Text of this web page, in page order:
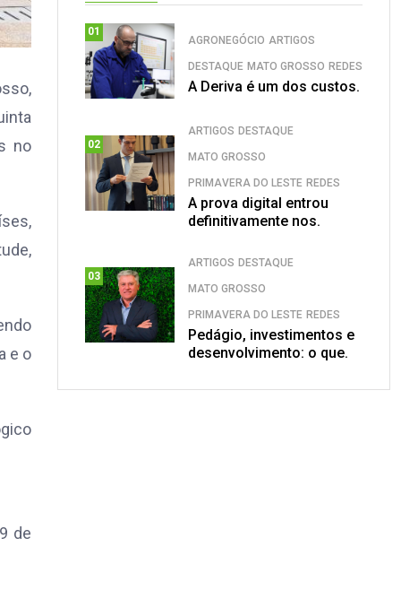
no
e o
de
01
AGRONEGÓCIO ARTIGOS
DESTAQUE MATO GROSSO REDES
A Deriva é um dos custos.
02
ARTIGOS DESTAQUE
MATO GROSSO
PRIMAVERA DO LESTE REDES
A prova digital entrou
definitivamente nos.
03
ARTIGOS DESTAQUE
MATO GROSSO
PRIMAVERA DO LESTE REDES
Pedágio, investimentos e
desenvolvimento: o que.